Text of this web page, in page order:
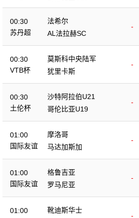
00:30
苏丹超
法希尔
-
AL法拉赫SC
00:30
VTB杯
莫斯科中央陆军
-
犹里卡斯
00:30
土伦杯
沙特阿拉伯U21
-
哥伦比亚U19
01:00
国际友谊
摩洛哥
-
马达加斯加
01:00
国际友谊
格鲁吉亚
-
罗马尼亚
01:00
靴迪斯华士
-